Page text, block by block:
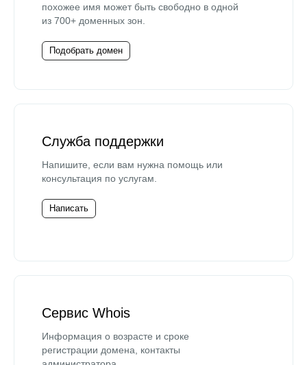
похожее имя может быть свободно в одной
из 700+ доменных зон.
Подобрать домен
Служба поддержки
Напишите, если вам нужна помощь или
консультация по услугам.
Написать
Сервис Whois
Информация о возрасте и сроке
регистрации домена, контакты